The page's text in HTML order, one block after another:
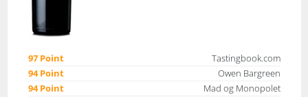
97 Point
Tastingbook.com
94 Point
Owen Bargreen
94 Point
Mad og Monopolet